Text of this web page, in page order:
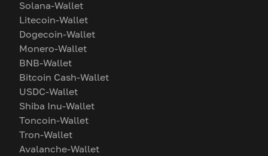
Solana-Wallet
Litecoin-Wallet
Dogecoin-Wallet
Monero-Wallet
BNB-Wallet
Bitcoin Cash-Wallet
USDC-Wallet
Shiba Inu-Wallet
Toncoin-Wallet
Tron-Wallet
Avalanche-Wallet